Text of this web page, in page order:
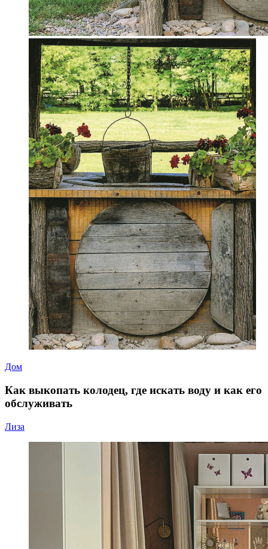
Дом
Как выкопать колодец, где искать воду и как его
обслуживать
Лиза